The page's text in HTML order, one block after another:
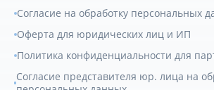
Согласие на обработку персональных
Оферта для юридических лиц и ИП
Политика конфиденциальности для
Согласие представителя юр. лица на